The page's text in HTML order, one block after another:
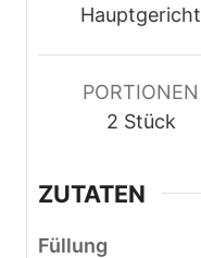
e
Hauptgericht
PORTIONEN
2 Stück
ZUTATEN
Füllung